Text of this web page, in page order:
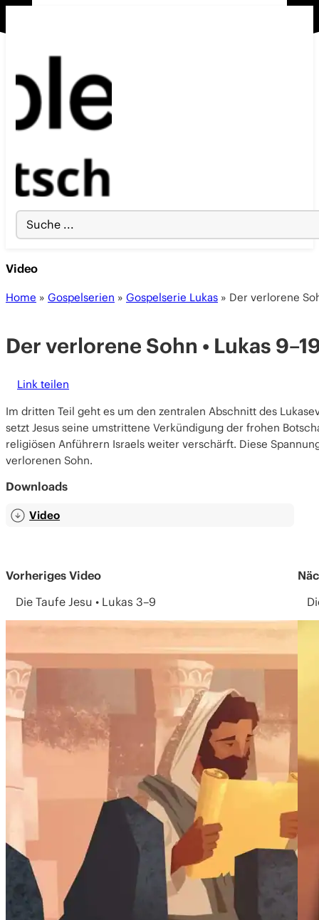
Search
...
Video
Home » Gospelserien » Gospelserie Lukas » Der verlorene
Der verlorene Sohn • Lukas
Link teilen
Im dritten Teil geht es um den zentralen Abschnitt des
setzt Jesus seine umstrittene Verkündigung der frohen
religiösen Anführern Israels weiter verschärft. Diese
verlorenen Sohn.
Downloads
Video
Vorheriges Video
Die Taufe Jesu • Lukas 3–9